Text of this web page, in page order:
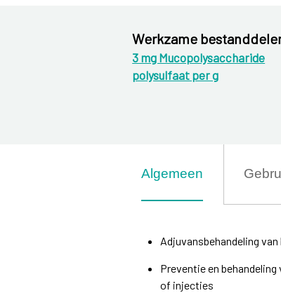
Werkzame
3 mg Mucopolysaccharide
polysulfaat per g
Algemeen
Adjuvansbehandeling
Preventie en
of injecties